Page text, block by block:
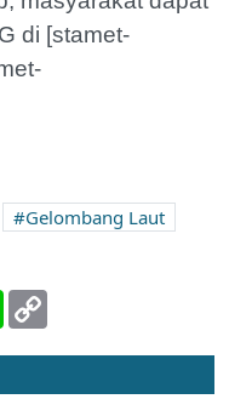
di [stamet-
Gelombang Laut
Line